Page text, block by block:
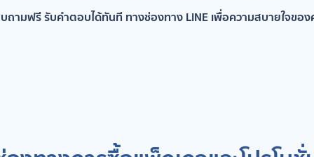
ถามฟรี รับคำตอบได้ทันที ทางช่องทาง LINE เพื่อความสบายใจขอ